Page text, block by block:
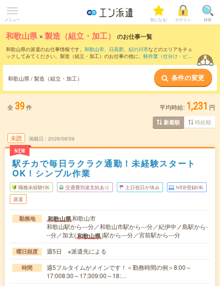
メニュー 気になる! ログイン 検索
和歌山県 ×製造（組立・加工） のお仕事一覧
和歌山県の派遣のお仕事情報です。 和歌山市、 日高郡、 紀の川市などのエリアをチェ
ックしてみてください。製造（組立・加工）のお仕事の他に、 軽作業（仕分け・ピッ
などのこだわり条件で絞り
込んでいただけます。職種辞典： 製造（組立・加工）のお仕事とは？とは？
和歌山県 / 製造（組立・加工） 条件の変更
全 39件 平均時給: 1,231 円
新着順 時給順
未読
NEW
掲載日 2026/08/09
駅チカで毎日ラクラク通勤！未経験スタート
OK！シンプル作業
職種未経験OK 交通費別途支給あり 土日祝日が休み WEB登録OK
派遣
勤務地 和歌山県和歌山市
和歌山駅から---分／和歌山市駅から---分／紀伊中ノ島駅から-
--分／加太(和歌山県)駅から---分／宮前駅から---分
曜日頻度 週5日 ※派遣先による
時間
週5フルタイムがメインです！＜勤務時間の例＞8:00～
17:008:30～17:309:00～18:…